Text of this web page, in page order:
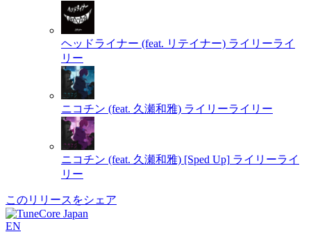
ヘッドライナー (feat. リテイナー) ライリーライ
リー
ニコチン (feat. 久瀬和雅) ライリーライリー
ニコチン (feat. 久瀬和雅) [Sped Up] ライリーライ
リー
このリリースをシェア
EN